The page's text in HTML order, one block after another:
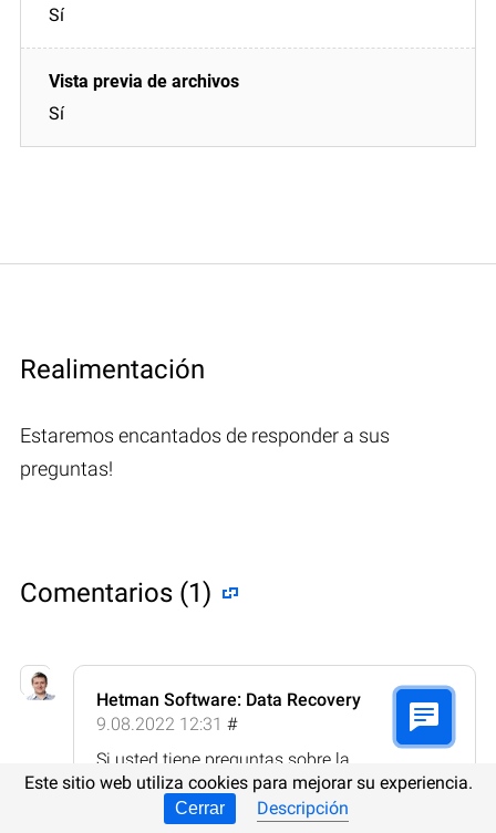
Sí
Sí
Realimentación
Estaremos encantados de responder a sus
preguntas!
Comentarios (1)
Hetman Software: Data Recovery
9.08.2022 12:31 #
Si usted tiene preguntas sobre la
recuperación de archivos desde NAS Buffalo
TeraStation TS-H4.0TGL/R5 o discos de otros
Este sitio web utiliza cookies para mejorar su experiencia.
Cerrar Descripción